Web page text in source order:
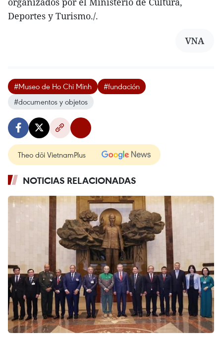
Deportes y Turismo./.
VNA
#Museo de Ho Chi Minh
#fundación
#documentos y objetos
Theo dõi VietnamPlus
NOTICIAS RELACIONADAS